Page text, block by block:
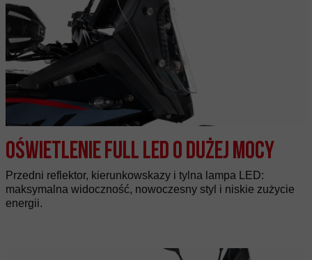
Oświetlenie Full LED o dużej mocy
Przedni reflektor, kierunkowskazy i tylna lampa LED:
maksymalna widoczność, nowoczesny styl i niskie zużycie
energii.